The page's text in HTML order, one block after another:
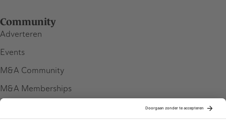
Community
Adverteren
Events
M&A Community
M&A Memberships